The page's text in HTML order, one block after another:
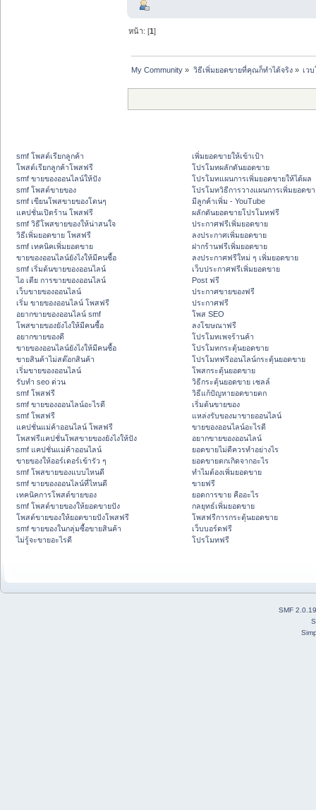
หน้า: [1]
My Community » วิธีเพิ่มยอดขายที่คุณก็ทำได้จริง» เว
smf โพสต์เรียกลูกค้า
โพสต์เรียกลูกค้าโพสฟรี
smf ขายของออนไลน์ให้ปัง
smf โพสต์ขายของ
smf เขียนโพสขายของโดนๆ
แคปชั่นเปิดร้าน โพสฟรี
smf วิธีโพสขายของให้น่าสนใจ
วิธีเพิ่มยอดขาย โพสฟรี
smf เทคนิคเพิ่มยอดขาย
ขายของออนไลน์ยังไงให้มีคนซื้อ
smf เริ่มต้นขายของออนไลน์
ไอ เดีย การขายของออนไลน์
เว็บขายของออนไลน์
เริ่ม ขายของออนไลน์ โพสฟรี
อยากขายของออนไลน์ smf
โพสขายของยังไงให้มีคนซื้อ
อยากขายของดี
ขายของออนไลน์ยังไงให้มีคนซื้อ
ขายสินค้าไม่สต๊อกสินค้า
เริ่มขายของออนไลน์
รับทำ seo ด่วน
smf โพสฟรี
smf ขายของออนไลน์อะไรดี
smf โพสฟรี
แคปชั่นแม่ค้าออนไลน์ โพสฟรี
โพสฟรีแคปชั่นโพสขายของยังไงให้ปัง
smf แคปชั่นแม่ค้าออนไลน์
ขายของให้ออร์เดอร์เข้ารัว ๆ
smf โพสขายของแบบไหนดี
smf ขายของออนไลน์ที่ไหนดี
เทคนิคการโพสต์ขายของ
smf โพสต์ขายของให้ยอดขายปัง
โพสต์ขายของให้ยอดขายปังโพสฟรี
smf ขายของในกลุ่มซื้อขายสินค้า
ไม่รู้จะขายอะไรดี
เพิ่มยอดขายให้เข้าเป้า
โปรโมทผลักดันยอดขาย
โปรโมทแผนการเพิ่มยอดขายให้ได้ผล
โปรโมทวิธีการวางแผนการเพิ่มยอดข
มีลูกค้าเพิ่ม - YouTube
ผลักดันยอดขายโปรโมทฟรี
ประกาศฟรีเพิ่มยอดขาย
ลงประกาศเพิ่มยอดขาย
ฝากร้านฟรีเพิ่มยอดขาย
ลงประกาศฟรีใหม่ ๆ เพิ่มยอดขาย
เว็บประกาศฟรีเพิ่มยอดขาย
Post ฟรี
ประกาศขายของฟรี
ประกาศฟรี
โพส SEO
ลงโฆษณาฟรี
โปรโมทเพจร้านค้า
โปรโมทกระตุ้นยอดขาย
โปรโมทฟรีออนไลน์กระตุ้นยอดขาย
โพสกระตุ้นยอดขาย
วิธีกระตุ้นยอดขาย เซลล์
วิธีแก้ปัญหายอดขายตก
เริ่มต้นขายของ
แหล่งรับของมาขายออนไลน์
ขายของออนไลน์อะไรดี
อยากขายของออนไลน์
ยอดขายไม่ดีควรทำอย่างไร
ยอดขายตกเกิดจากอะไร
ทำไมต้องเพิ่มยอดขาย
ขายฟรี
ยอดการขาย คืออะไร
กลยุทธ์เพิ่มยอดขาย
โพสฟรีการกระตุ้นยอดขาย
เว็บบอร์ดฟรี
โปรโมทฟรี
SMF 2.0.19